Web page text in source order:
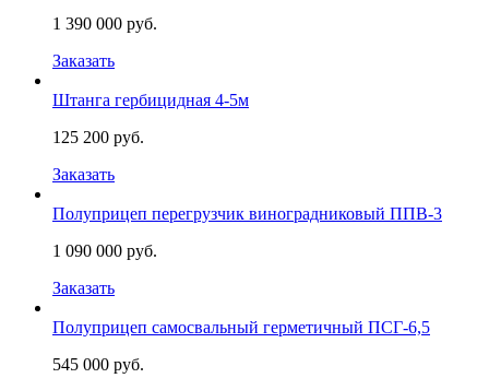
1 390 000 руб.
Заказать
Штанга гербицидная 4-5м
125 200 руб.
Заказать
Полуприцеп перегрузчик виноградниковый ППВ-3
1 090 000 руб.
Заказать
Полуприцеп самосвальный герметичный ПСГ-6,5
545 000 руб.